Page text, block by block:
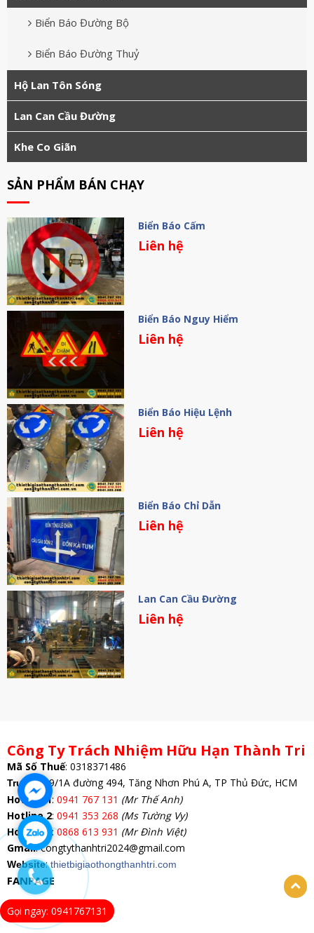
Biển Báo Đường Bộ
Biển Báo Đường Thuỷ
Hộ Lan Tôn Sóng
Lan Can Cầu Đường
Khe Co Giãn
SẢN PHẨM BÁN CHẠY
Biển Báo Cấm
Liên hệ
Biển Báo Nguy Hiểm
Liên hệ
Biển Báo Hiệu Lệnh
Liên hệ
Biển Báo Chỉ Dẫn
Liên hệ
Lan Can Cầu Đường
Liên hệ
Công Ty Trách Nhiệm Hữu Hạn Thành Tri
Mã Số Thuế: 0318371486
Trụ Sở: 69/1A đường 494, Tăng Nhơn Phú A, TP Thủ Đức, HCM
Hotline 1: 0941 767 131 (Mr Thế Anh)
Hotline 2: 0941 353 268 (Ms Tường Vy)
Hotline 3:0868 613 931 (Mr Đình Việt)
Gmail: congtythanhtri2024@gmail.com
Website:thietbigiaothongthanhtri.com
FANPAGE
Gọi ngay: 0941767131